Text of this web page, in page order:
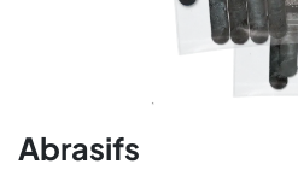
Abrasifs